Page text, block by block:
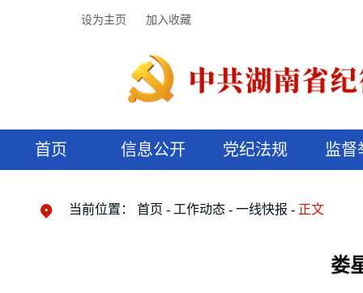
设为主页 加入收藏
首页 信息公开 党纪法规 监督
当前位置： 首页 工作动态 一线快报 正文
娄